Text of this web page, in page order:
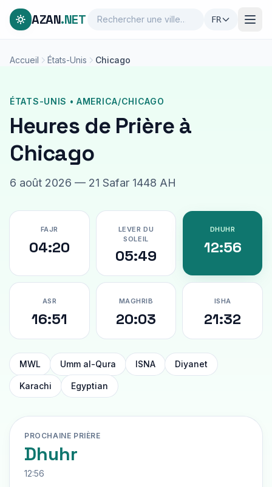
AZAN.NET FR
Accueil États-Unis Chicago
ÉTATS-UNIS • AMERICA/CHICAGO
Heures de Prière à
Chicago
6 août 2026 — 21 Safar 1448 AH
FAJR
04:20
LEVER DU
SOLEIL
05:49
DHUHR
12:56
ASR
16:51
MAGHRIB
20:03
ISHA
21:32
MWL Umm al-Qura ISNA Diyanet
Karachi Egyptian
PROCHAINE PRIÈRE
Dhuhr
12:56